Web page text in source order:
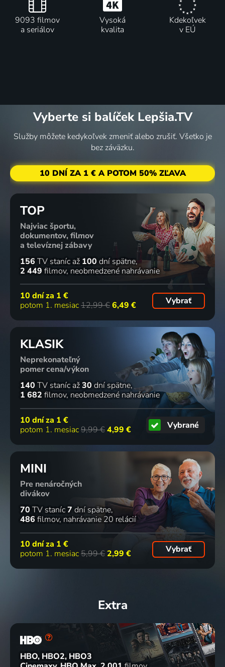
9093 filmov
a seriálov
Vysoká
kvalita
Kdekoľvek
v EÚ
Vyberte si balíček Lepšia.TV
Služby môžete kedykoľvek zmeniť alebo zrušiť. Všetko je
bez záväzku.
10 DNÍ ZA 1 € A POTOM 50% ZĽAVA
TOP
Najviac športu,
dokumentov, filmov
a televíznej zábavy
156 TV staníc až 100 dní spätne
2 449 filmov neobmedzené nahrávanie
10 dní za 1 €
potom 1. mesiac12,99 €6,49 € Vybrať
KLASIK
Neprekonateľný
pomer cena/výkon
140 TV staníc až30 dní spätne
1 682 filmov neobmedzené nahrávanie
10 dní za 1 €
potom 1. mesiac9,99 €4,99 € Vybrané
MINI
Pre nenáročných
divákov
70 TV staníc7 dní spätne
486 filmov nahrávanie 20 relácií
10 dní za 1 €
potom 1. mesiac5,99 € 2,99 € Vybrať
Extra
HBO, HBO2, HBO3